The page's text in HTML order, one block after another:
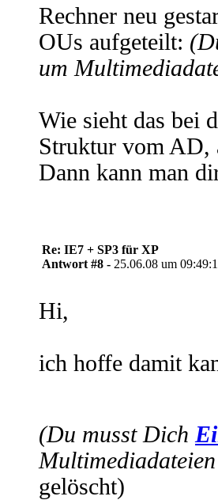
Rechner neu
OUs aufgeteilt:
um
Wie sieht das bei
Struktur vom AD,
Dann kann man
Re: IE7 + SP3 für XP
Antwort #8 - 25.06.08 um
Hi,
ich hoffe damit
(Du musst Dich
gelöscht)